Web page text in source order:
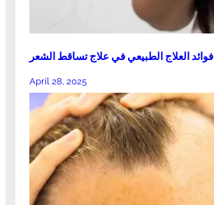
فوائد العلاج الطبيعي في علاج تساقط الشعر
April 28, 2025